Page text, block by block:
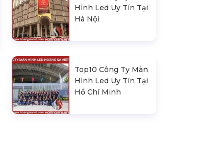
Hình Led Uy Tín Tại
Hà Nội
Top10 Công Ty Màn
Hình Led Uy Tín Tại
Hồ Chí Minh